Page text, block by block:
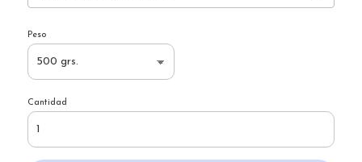
Peso
Cantidad